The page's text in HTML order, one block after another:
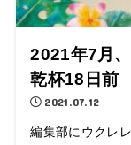
2021年7月
乾杯18日前
2021.07.12
編集部にウクレ